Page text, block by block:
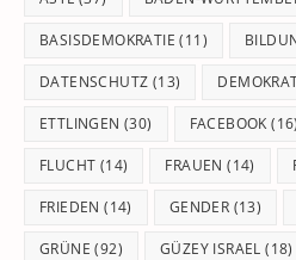
BASISDEMOKRATIE (11)
DATENSCHUTZ (13)
ETTLINGEN (30) FACEBOOK (16)
FLUCHT (14) FRAUEN (14)
FRIEDEN (14) GENDER (13)
GRÜNE (92) GÜZEY ISRAEL (18)